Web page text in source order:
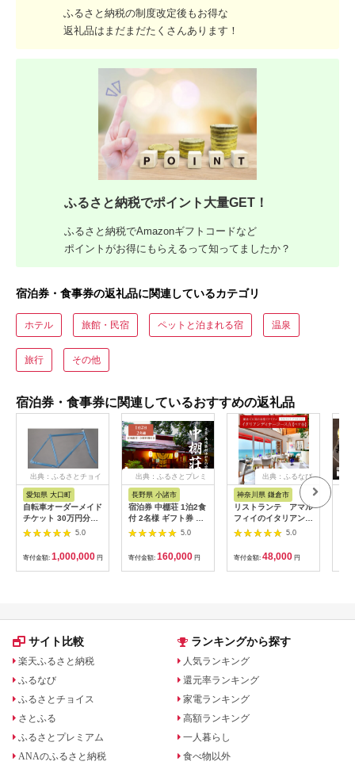
ふるさと納税の制度改定後もお得な
返礼品はまだまだたくさんあります！
ふるさと納税でポイント大量GET！
ふるさと納税でAmazonギフトコードなど
ポイントがお得にもらえるって知ってましたか？
宿泊券・食事券の返礼品に関連しているカテゴリ
ホテル 旅館・民宿 ペットと泊まれる宿 温泉
旅行 その他
宿泊券・食事券に関連しているおすすめの返礼品
出典：ふるさとチョイ
愛知県 大口町
自転車オーダーメイド
チケット 30万円分
【1360365】
5.0
寄付金額: 1,000,000 円
出典：ふるさとプレミ
長野県 小諸市
宿泊券 中棚荘 1泊2食
付 2名様 ギフト券 チ
ケット 券 宿泊 旅行
5.0
寄付金額: 160,000 円
出典：ふるなび
神奈川県 鎌倉市
リストランテ アマル
フィイのイタリアンデ
ィナーコースA ペア
5.0
寄付金額: 48,000 円
サイト比較
楽天ふるさと納税
ふるなび
ふるさとチョイス
さとふる
ふるさとプレミアム
ANAのふるさと納税
ランキングから探す
人気ランキング
還元率ランキング
家電ランキング
高額ランキング
一人暮らし
食べ物以外